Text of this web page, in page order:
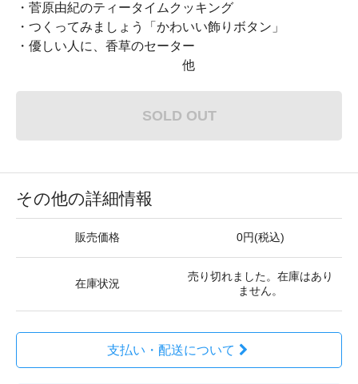
・菅原由紀のティータイムクッキング
・つくってみましょう「かわいい飾りボタン」
・優しい人に、香草のセーター
他
SOLD OUT
その他の詳細情報
販売価格 0円(税込)
在庫状況
売り切れました。在庫はあり
ません。
支払い・配送について